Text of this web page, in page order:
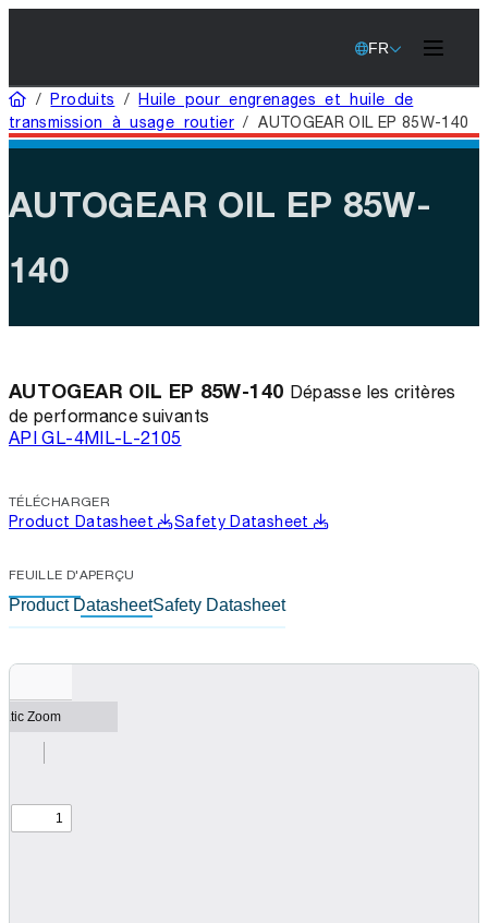
FR
Domicile
/Produits /Huile pour engrenages et huile de
transmission à usage routier /AUTOGEAR OIL EP 85W-140
AUTOGEAR OIL EP 85W-
140
AUTOGEAR OIL EP 85W-140 Dépasse les critères
de performance suivants
API GL-4MIL-L-2105
TÉLÉCHARGER
Product Datasheet Safety Datasheet
FEUILLE D'APERÇU
Product DatasheetSafety Datasheet